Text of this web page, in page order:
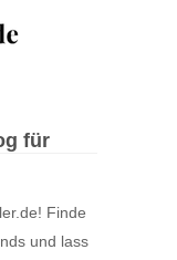
für
Finde
und lass